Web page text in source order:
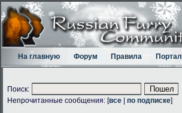
На главную Форум Правила Портал
Поиск:
Непрочитанные сообщения: [все по подписке]